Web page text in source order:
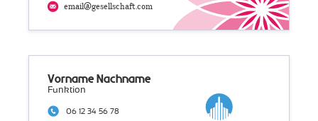
email@gesellschaft.com
06 12 34 56 78
Funktion
Vorname Nachname